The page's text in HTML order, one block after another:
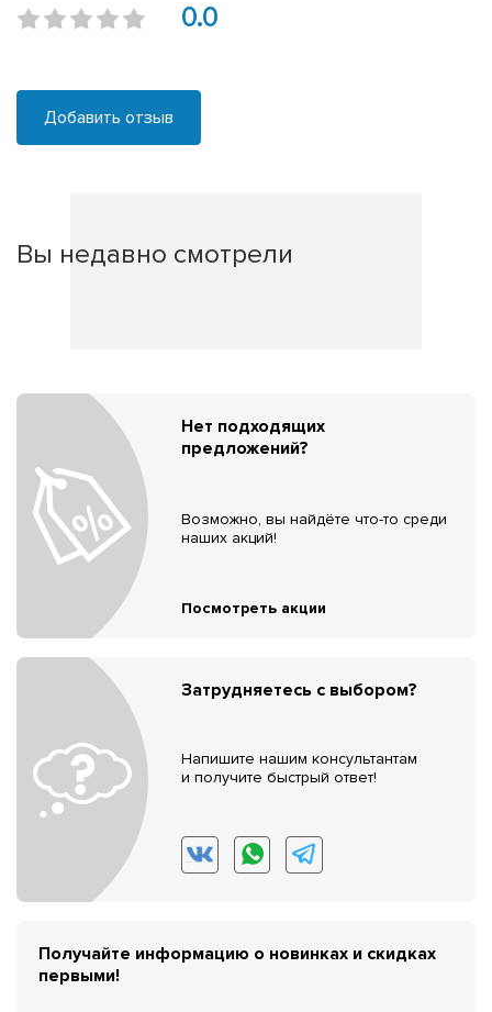
0.0
Добавить отзыв
Вы недавно смотрели
Нет подходящих
предложений?
Возможно, вы найдёте что-то среди
наших акций!
Посмотреть акции
Затрудняетесь с выбором?
Напишите нашим консультантам
и получите быстрый ответ!
Получайте информацию о новинках и скидках
первыми!